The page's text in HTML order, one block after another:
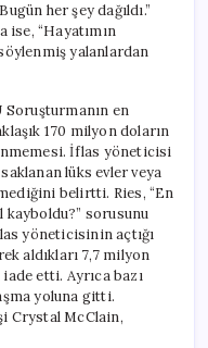
her şey dağıldı.”
“Hayatımın
yalanlardan
Soruşturmanın en
170 milyon doların
İflas yöneticisi
lüks evler veya
belirtti. Ries, “En
kayboldu?” sorusunu
yöneticisinin açtığı
aldıkları 7,7 milyon
etti. Ayrıca bazı
yoluna gitti.
Crystal McClain,